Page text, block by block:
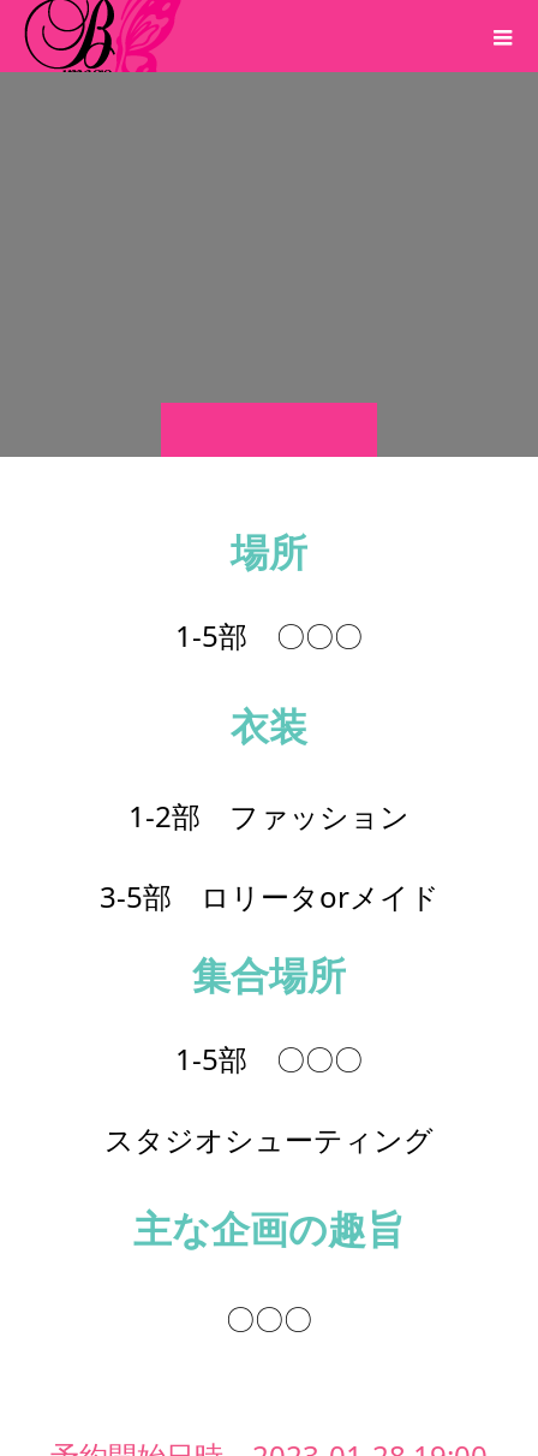
場所
1-5部 〇〇〇
衣装
1-2部 ファッション
3-5部 ロリータorメイド
集合場所
1-5部 〇〇〇
スタジオシューティング
主な企画の趣旨
〇〇〇